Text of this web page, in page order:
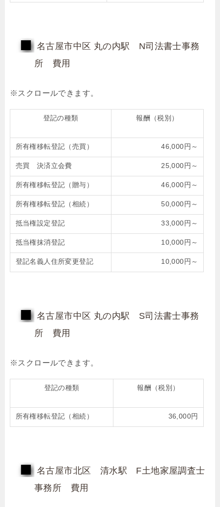
名古屋市中区 丸の内駅 N司法書士事務
所 費用
登記の種類 報酬（税別）
所有権移転登記（売買） 46,000円～
売買 決済立会費 25,000円～
所有権移転登記（贈与） 46,000円～
所有権移転登記（相続） 50,000円～
抵当権設定登記 33,000円～
抵当権抹消登記 10,000円～
登記名義人住所変更登記 10,000円～
名古屋市中区 丸の内駅 S司法書士事務
所 費用
登記の種類 報酬（税別）
所有権移転登記（相続） 36,000円
名古屋市北区 清水駅 F土地家屋調査士
事務所 費用